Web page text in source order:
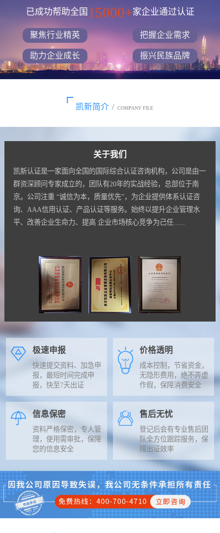
已成功帮助全国 15000+家企业通过认证
聚焦行业精英 把握企业需求
助力企业成长 振兴民族品牌
凯新简介 / COMPANY FILE
关于我们
凯新认证是一家面向全国的国际综合认证咨询机构，公司是由一
群资深顾问专家成立的，团队有20年的实战经验，总部位于南
京。公司注重 “诚信为本，质量优先”，为企业提供体系认证咨
询、AAA信用认证、产品认证等服务。始终以提升企业管理水
平、改善企业生命力、提高 企业市场核心竞争为己任......
极速申报
快速提交资料、加急申
报，最短时间完成申
报，快至7天出证
价格透明
成本控制，节省资金，
无隐形费用，绝不弄虚
作假，保障消费安全
信息保密
资料严格保密，专人管
理，使用需审批，保障
您的信息安全
售后无忧
登记后会有专业售后团
队全方位跟踪服务，保
障出证效率